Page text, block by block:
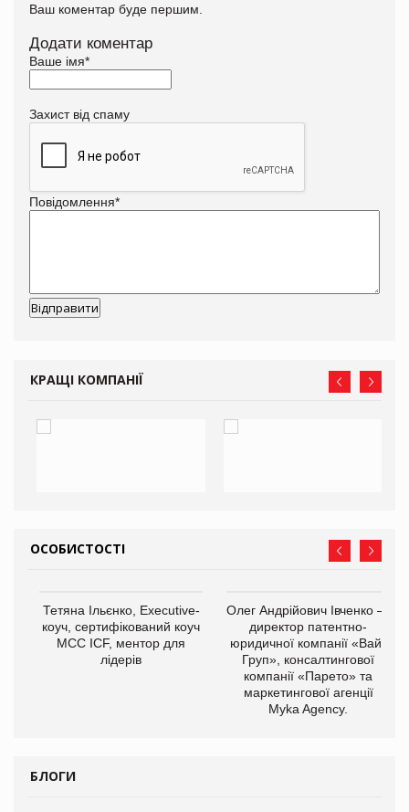
Ваш коментар буде першим.
Додати коментар
Ваше імя*
Захист від спаму
Повідомлення*
КРАЩІ КОМПАНІЇ
ОСОБИСТОСТІ
Тетяна Ільєнко, Executive-
коуч, сертифікований коуч
МСС ICF, ментор для
лідерів
Олег Андрійович Івченко —
директор патентно-
юридичної компанії «Вайз
Груп», консалтингової
компанії «Парето» та
маркетингової агенції
Myka Agency.
БЛОГИ